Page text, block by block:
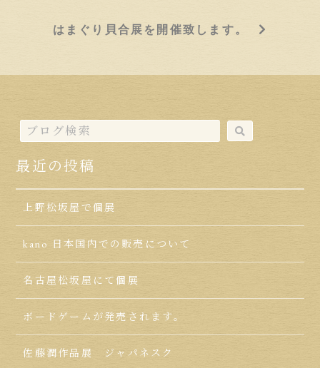
はまぐり貝合展を開催致します。
最近の投稿
上野松坂屋で個展
kano 日本国内での販売について
名古屋松坂屋にて個展
ボードゲームが発売されます。
佐藤潤作品展 ジャパネスク